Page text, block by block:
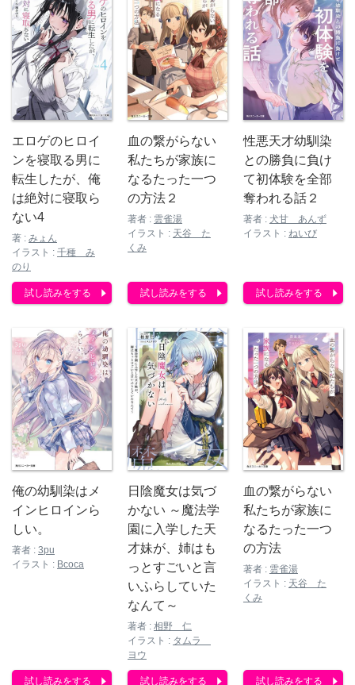
エロゲのヒロイ
ンを寝取る男に
転生したが、俺
は絶対に寝取ら
ない4
著 : みょん
イラスト : 千種 み
のり
試し読みをする
血の繋がらない
私たちが家族に
なるたった一つ
の方法２
著者 : 雲雀湯
イラスト : 天谷 た
くみ
試し読みをする
性悪天才幼馴染
との勝負に負け
て初体験を全部
奪われる話２
著者 : 犬甘 あんず
イラスト : ねいび
試し読みをする
俺の幼馴染はメ
インヒロインら
しい。
著者 : 3pu
イラスト : Bcoca
試し読みをする
日陰魔女は気づ
かない ～魔法学
園に入学した天
才妹が、姉はも
っとすごいと言
いふらしていた
なんて～
著者 : 相野 仁
イラスト : タムラ
ヨウ
試し読みをする
血の繋がらない
私たちが家族に
なるたった一つ
の方法
著者 : 雲雀湯
イラスト : 天谷 た
くみ
試し読みをする